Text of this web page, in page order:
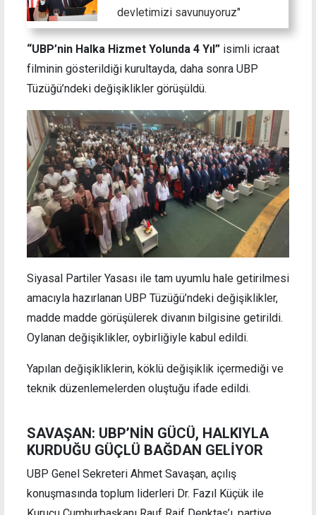
devletimizi savunuyoruz"
“UBP’nin Halka Hizmet Yolunda 4 Yıl” isimli icraat
filminin gösterildiği kurultayda, daha sonra UBP
Tüzüğü’ndeki değişiklikler görüşüldü.
Siyasal Partiler Yasası ile tam uyumlu hale getirilmesi
amacıyla hazırlanan UBP Tüzüğü’ndeki değişiklikler,
madde madde görüşülerek divanın bilgisine getirildi.
Oylanan değişiklikler, oybirliğiyle kabul edildi.
Yapılan değişikliklerin, köklü değişiklik içermediği ve
teknik düzenlemelerden oluştuğu ifade edildi.
SAVAŞAN: UBP’NİN GÜCÜ, HALKIYLA
KURDUĞU GÜÇLÜ BAĞDAN GELİYOR
UBP Genel Sekreteri Ahmet Savaşan, açılış
konuşmasında toplum liderleri Dr. Fazıl Küçük ile